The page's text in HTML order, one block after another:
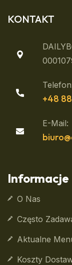
KONTAKT
+48
E-Mail:
Informacje
O Nas
Często
Aktualne
Koszty